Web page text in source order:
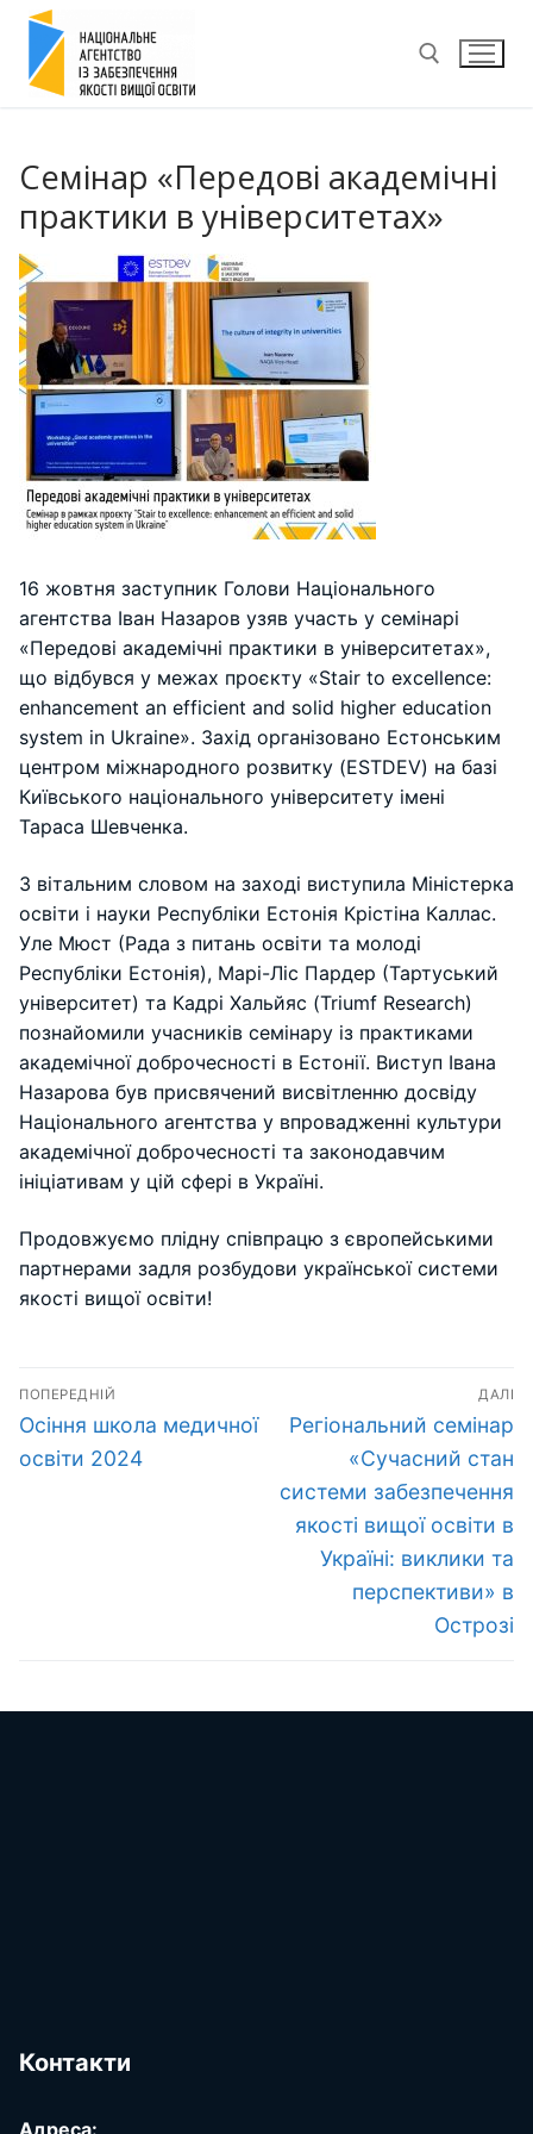
Перейти
вмісту
Семінар «Передові академічні
практики в університетах»
16 жовтня заступник Голови Національного
агентства Іван Назаров узяв участь у семінарі
«Передові академічні практики в університетах»,
що відбувся у межах проєкту «Stair to excellence:
enhancement an efficient and solid higher education
system in Ukraine». Захід організовано Естонським
центром міжнародного розвитку (ESTDEV) на базі
Київського національного університету імені
Тараса Шевченка.
З вітальним словом на заході виступила Міністерка
освіти і науки Республіки Естонія Крістіна Каллас.
Уле Мюст (Рада з питань освіти та молоді
Республіки Естонія), Марі-Ліс Пардер (Тартуський
університет) та Кадрі Хальйяс (Triumf Research)
познайомили учасників семінару із практиками
академічної доброчесності в Естонії. Виступ Івана
Назарова був присвячений висвітленню досвіду
Національного агентства у впровадженні культури
академічної доброчесності та законодавчим
ініціативам у цій сфері в Україні.
Продовжуємо плідну співпрацю з європейськими
партнерами задля розбудови української системи
якості вищої освіти!
Навігація
записів
ПОПЕРЕДНІЙ
Попередній
запис:
Осіння школа медичної
освіти 2024
ДАЛІ
Наступний
Регіональний семінар
«Сучасний стан
системи забезпечення
якості вищої освіти в
Україні: виклики та
перспективи» в
Острозі
Контакти
Адреса: